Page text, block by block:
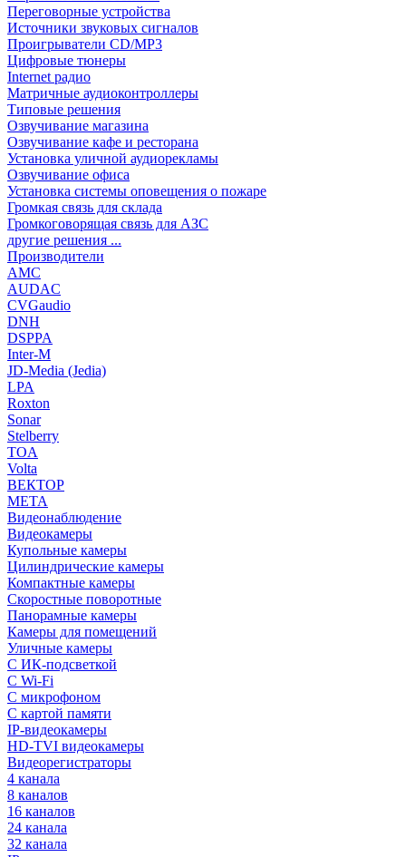
Переговорные устройства
Источники звуковых сигналов
Проигрыватели CD/MP3
Цифровые тюнеры
Internet радио
Матричные аудиоконтроллеры
Типовые решения
Озвучивание магазина
Озвучивание кафе и ресторана
Установка уличной аудиорекламы
Озвучивание офиса
Установка системы оповещения о пожаре
Громкая связь для склада
Громкоговорящая связь для АЗС
другие решения ...
Производители
AMC
AUDAC
CVGaudio
DNH
DSPPA
Inter-M
JD-Media (Jedia)
LPA
Roxton
Sonar
Stelberry
TOA
Volta
ВЕКТОР
МЕТА
Видеонаблюдение
Видеокамеры
Купольные камеры
Цилиндрические камеры
Компактные камеры
Скоростные поворотные
Панорамные камеры
Камеры для помещений
Уличные камеры
С ИК-подсветкой
С Wi-Fi
С микрофоном
С картой памяти
IP-видеокамеры
HD-TVI видеокамеры
Видеорегистраторы
4 канала
8 каналов
16 каналов
24 канала
32 канала